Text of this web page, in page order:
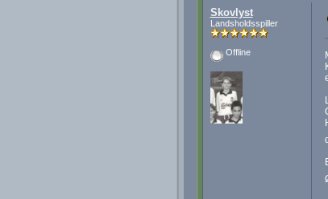
Skovlyst
Landsholdsspiller
Offline